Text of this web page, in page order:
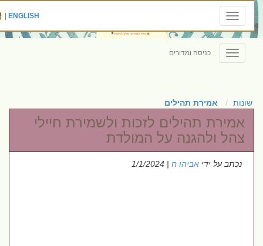
Toggle
navigation
ENGLISH
|
Toggle
navigation
כניסה ומדורים
שונות אמירת תהילים
אמירת תהילים לזכות ולשמירת חיילי
צהל ולהגנה על המולדת
נכתב על ידיאביהו ח| 1/1/2024